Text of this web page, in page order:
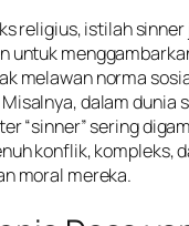
religius, istilah
untuk
melawan norma
dalam dunia
“sinner” sering
konflik, kompleks,
moral mereka.